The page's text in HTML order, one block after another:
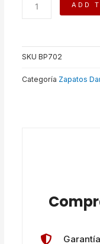
VALENTINA
ADD
SKUBP702
Categoría Zapatos